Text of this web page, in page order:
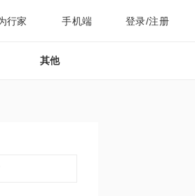
行家 手机端 登录/注册
其他